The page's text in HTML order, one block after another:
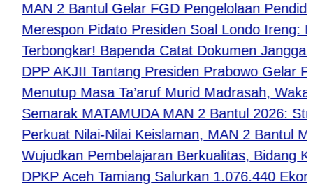
2 Bantul Gelar FGD Pengelolaan Pendidik,
Pidato Presiden Soal Londo Ireng:
Bapenda Catat Dokumen Janggal:
AKJII Tantang Presiden Prabowo Gelar
Masa Ta’aruf Murid Madrasah, Waka
MATAMUDA MAN 2 Bantul 2026:
Nilai-Nilai Keislaman, MAN 2 Bantul
Pembelajaran Berkualitas, Bidang
Aceh Tamiang Salurkan 1.076.440 Ekor